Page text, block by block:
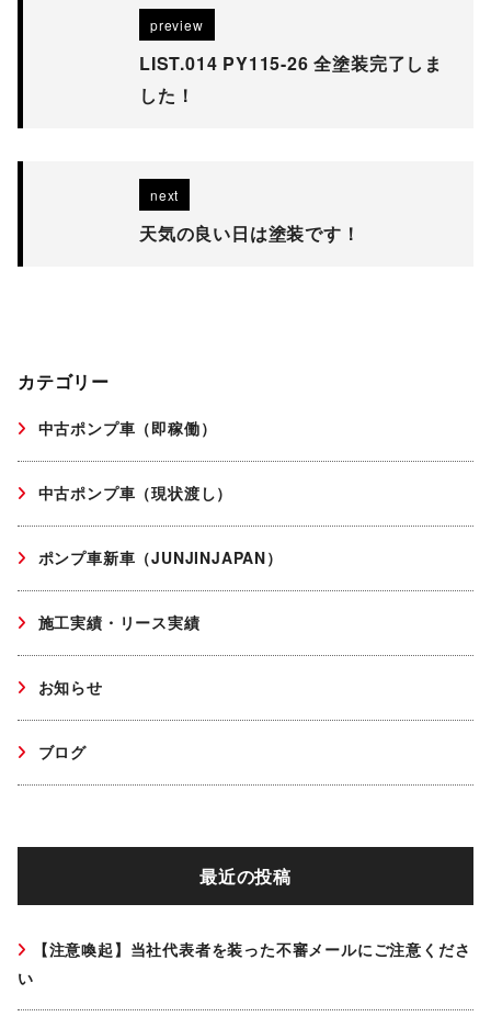
preview
LIST.014 PY115-26 全塗装完了しま
した！
next
天気の良い日は塗装です！
カテゴリー
中古ポンプ車（即稼働）
中古ポンプ車（現状渡し）
ポンプ車新車（JUNJINJAPAN）
施工実績・リース実績
お知らせ
ブログ
最近の投稿
【注意喚起】当社代表者を装った不審メールにご注意くださ
い